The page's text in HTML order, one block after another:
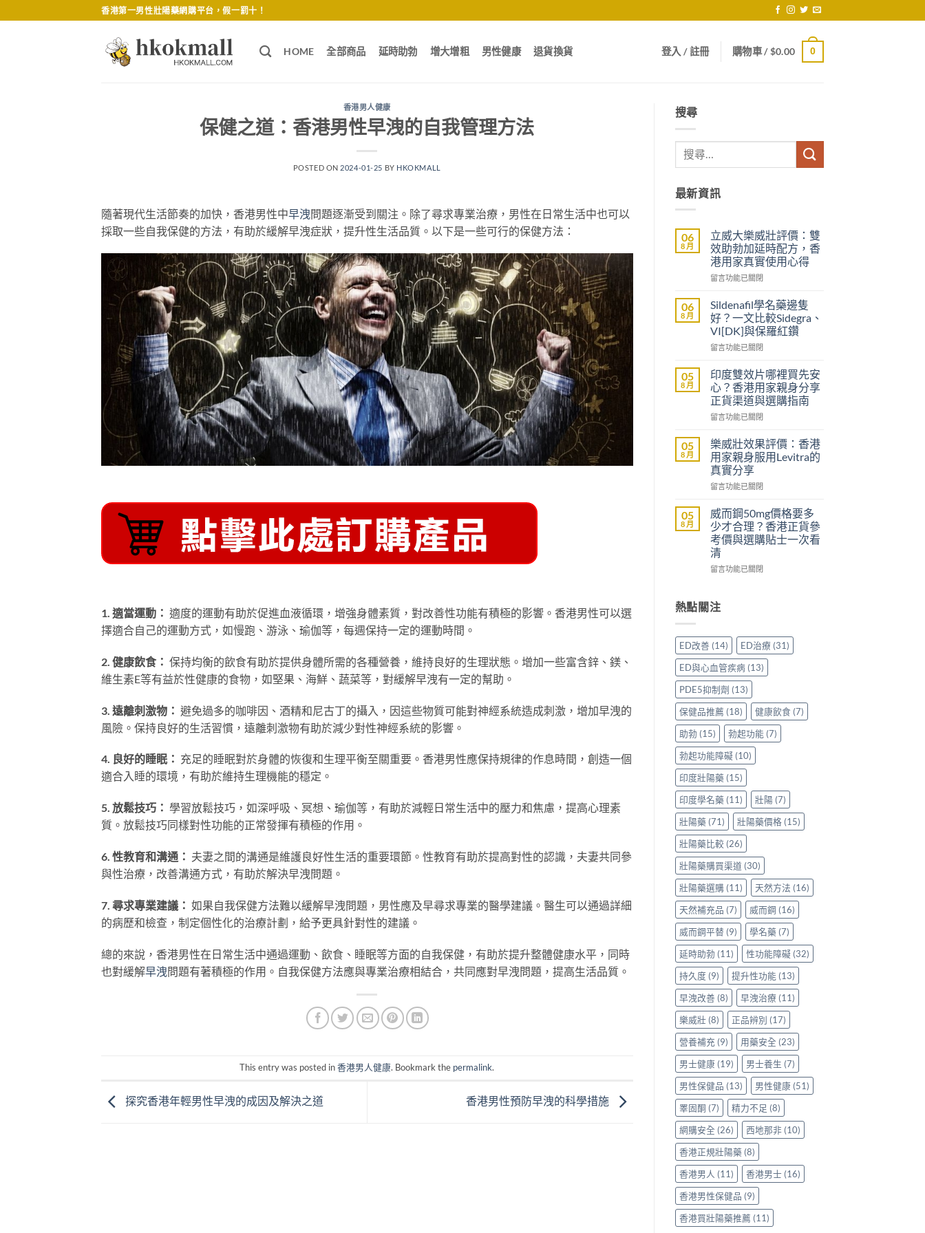
to
香港第一男性壯陽藥網購平台，假一罰十！
HOME 全部商品 延時助勃 增大增粗 男性健康 退貨換貨 登入 / 註冊 購物車 /$0.00 0
香港男人健康
保健之道：香港男性早洩的自我管理方法
POSTED ON 2024-01-25 BY HKOKMALL
隨著現代生活節奏的加快，香港男性中早洩問題逐漸受到關注。除了尋求專業治療，男性在日常生活中也可以
採取一些自我保健的方法，有助於緩解早洩症狀，提升性生活品質。以下是一些可行的保健方法：
1. 適當運動： 適度的運動有助於促進血液循環，增強身體素質，對改善性功能有積極的影響。香港男性可以選
擇適合自己的運動方式，如慢跑、游泳、瑜伽等，每週保持一定的運動時間。
2. 健康飲食： 保持均衡的飲食有助於提供身體所需的各種營養，維持良好的生理狀態。增加一些富含鋅、鎂、
維生素E等有益於性健康的食物，如堅果、海鮮、蔬菜等，對緩解早洩有一定的幫助。
3. 遠離刺激物： 避免過多的咖啡因、酒精和尼古丁的攝入，因這些物質可能對神經系統造成刺激，增加早洩的
風險。保持良好的生活習慣，遠離刺激物有助於減少對性神經系統的影響。
4. 良好的睡眠： 充足的睡眠對於身體的恢復和生理平衡至關重要。香港男性應保持規律的作息時間，創造一個
適合入睡的環境，有助於維持生理機能的穩定。
5. 放鬆技巧： 學習放鬆技巧，如深呼吸、冥想、瑜伽等，有助於減輕日常生活中的壓力和焦慮，提高心理素
質。放鬆技巧同樣對性功能的正常發揮有積極的作用。
6. 性教育和溝通： 夫妻之間的溝通是維護良好性生活的重要環節。性教育有助於提高對性的認識，夫妻共同參
與性治療，改善溝通方式，有助於解決早洩問題。
7. 尋求專業建議： 如果自我保健方法難以緩解早洩問題，男性應及早尋求專業的醫學建議。醫生可以通過詳細
的病歷和檢查，制定個性化的治療計劃，給予更具針對性的建議。
總的來說，香港男性在日常生活中通過運動、飲食、睡眠等方面的自我保健，有助於提升整體健康水平，同時
也對緩解早洩問題有著積極的作用。自我保健方法應與專業治療相結合，共同應對早洩問題，提高生活品質。
This entry was posted in香港男人健康. Bookmark the permalink.
探究香港年輕男性早洩的成因及解決之道 香港男性預防早洩的科學措施
搜尋
最新資訊
06
8 月
立威大樂威壯評價：雙
效助勃加延時配方，香
港用家真實使用心得
在
威
大
樂
威
壯
價：
雙
效
助
勃
延
時
配
方，
香
用
家
真
實
使
用
中
留言功能已關閉
06
8 月
Sildenafil學名藥邊隻
好？一文比較Sidegra、
VI[DK]與保羅紅鑽
在
學
名
藥
邊
隻
一
文
比
較
Sidegra、
與
保
羅
紅
鑽〉
中
留言功能已關閉
05
8 月
印度雙效片哪裡買先安
心？香港用家親身分享
正貨渠道與選購指南
在
度
雙
效
片
哪
買
先
安
心？
香
港
親
身
享
正
貨
渠
道
與
選
購
指
南〉
中
留言功能已關閉
05
8 月
樂威壯效果評價：香港
用家親身服用Levitra的
真實分享
在
威
壯
效
果
評
價：
用
家
身
服
用
Levitra
的
真
實
分
享〉
中
留言功能已關閉
05
8 月
威而鋼50mg價格要多
少才合理？香港正貨參
考價與選購貼士一次看
清
在
鋼
50mg
格
要
多
少
才
合
理？
香
港
正
貨
參
考
價
與
選
購
貼
士
一
次
看
清〉
中
留言功能已關閉
熱點關注
ED改善 (14) ED治療(31)
ED與心血管疾病(13)
PDE5抑制劑 (13)
保健品推薦 (18) 健康飲食 (7)
助勃 (15) 勃起功能 (7)
勃起功能障礙(10)
印度壯陽藥 (15)
印度學名藥 (11) 壯陽(7)
壯陽藥 (71) 壯陽藥價格(15)
壯陽藥比較 (26)
壯陽藥購買渠道 (30)
壯陽藥選購(11) 天然方法 (16)
天然補充品 (7) 威而鋼 (16)
威而鋼平替 (9) 學名藥 (7)
延時助勃 (11) 性功能障礙(32)
持久度 (9) 提升性功能 (13)
早洩改善 (8) 早洩治療(11)
樂威壯(8) 正品辨別 (17)
營養補充 (9) 用藥安全 (23)
男士健康(19) 男士養生 (7)
男性保健品 (13) 男性健康(51)
睪固酮 (7) 精力不足 (8)
網購安全 (26) 西地那非(10)
香港正規壯陽藥 (8)
香港男人 (11) 香港男士(16)
香港男性保健品 (9)
香港買壯陽藥推薦 (11)